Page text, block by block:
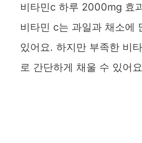
비타민c 하루 2000mg 효
비타민 c는 과일과 채소에
있어요. 하지만 부족한 비
로 간단하게 채울 수 있어